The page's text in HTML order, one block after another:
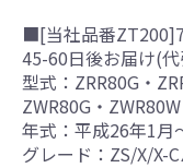
■[当社品番
45-60日後お届け(
型式：ZRR80G・
ZWR80G・ZWR80W
年式：平成26年1月
グレード：ZS/X/X-